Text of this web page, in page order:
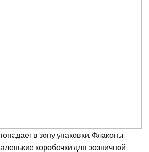
в зону упаковки. Флаконы
коробочки для розничной